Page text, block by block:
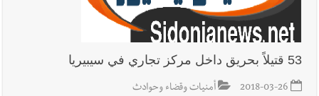
53 قتيلاً بحريق داخل مركز تجاري في سيبيريا
2018-03-26 أمنيات وقضاء وحوادث